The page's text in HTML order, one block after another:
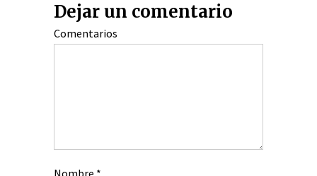
Dejar un comentario
Comentarios
Nombre *